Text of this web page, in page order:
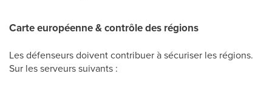
Carte européenne & contrôle des régions
Les défenseurs doivent contribuer à sécuriser les régions.
Sur les serveurs suivants :